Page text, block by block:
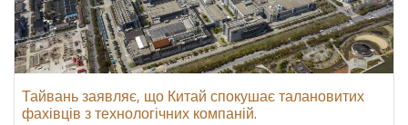
Тайвань заявляє, що Китай спокушає талановитих
фахівців з технологічних компаній.